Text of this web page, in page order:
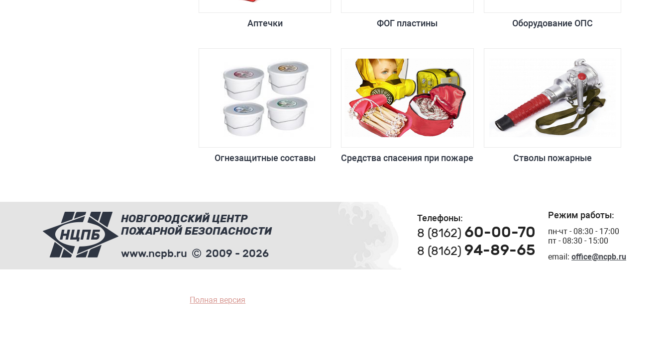
Аптечки ФОГ пластины Оборудование ОПС
Огнезащитные составы Средства спасения при пожаре Стволы пожарные
НОВГОРОДСКИЙ ЦЕНТР
ПОЖАРНОЙ БЕЗОПАСНОСТИ
www.ncpb.ru
2009 - 2026
Телефоны:
8 (8162) 60-00-70
8 (8162) 94-89-65
Режим работы:
пн-чт - 08:30 - 17:00
пт - 08:30 - 15:00
email: office@ncpb.ru
Полная версия